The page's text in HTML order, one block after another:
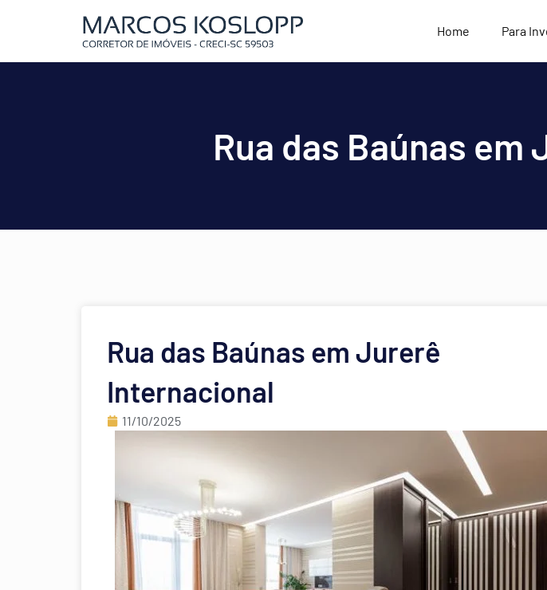
Home Para
Rua das Baúnas
Rua das Baúnas em Jurerê
Internacional
11/10/2025